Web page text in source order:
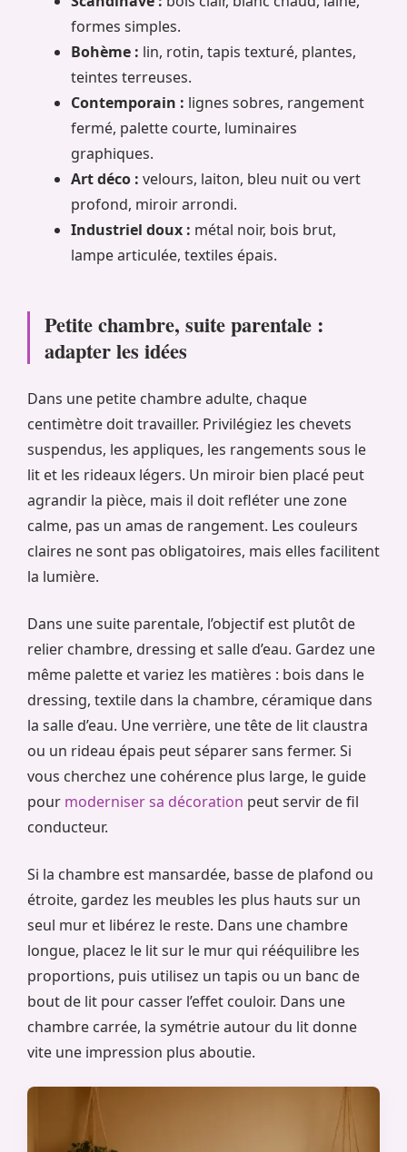
formes simples.
Bohème : lin, rotin, tapis texturé, plantes,
teintes terreuses.
Contemporain : lignes sobres, rangement
fermé, palette courte, luminaires
graphiques.
Art déco : velours, laiton, bleu nuit ou vert
profond, miroir arrondi.
Industriel doux : métal noir, bois brut,
lampe articulée, textiles épais.
Petite chambre, suite parentale :
adapter les idées
Dans une petite chambre adulte, chaque
centimètre doit travailler. Privilégiez les chevets
suspendus, les appliques, les rangements sous le
lit et les rideaux légers. Un miroir bien placé peut
agrandir la pièce, mais il doit refléter une zone
calme, pas un amas de rangement. Les couleurs
claires ne sont pas obligatoires, mais elles facilitent
la lumière.
Dans une suite parentale, l’objectif est plutôt de
relier chambre, dressing et salle d’eau. Gardez une
même palette et variez les matières : bois dans le
dressing, textile dans la chambre, céramique dans
la salle d’eau. Une verrière, une tête de lit claustra
ou un rideau épais peut séparer sans fermer. Si
vous cherchez une cohérence plus large, le guide
pour moderniser sa décoration peut servir de fil
conducteur.
Si la chambre est mansardée, basse de plafond ou
étroite, gardez les meubles les plus hauts sur un
seul mur et libérez le reste. Dans une chambre
longue, placez le lit sur le mur qui rééquilibre les
proportions, puis utilisez un tapis ou un banc de
bout de lit pour casser l’effet couloir. Dans une
chambre carrée, la symétrie autour du lit donne
vite une impression plus aboutie.